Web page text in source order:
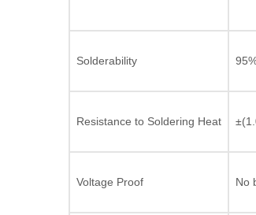
Solderability
Resistance to Soldering Heat
Voltage Proof No